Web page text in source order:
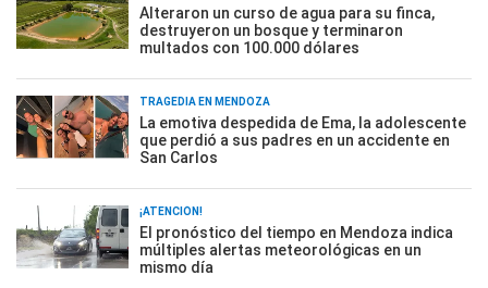
Alteraron un curso de agua para su finca,
destruyeron un bosque y terminaron
multados con 100.000 dólares
TRAGEDIA EN MENDOZA
La emotiva despedida de Ema, la adolescente
que perdió a sus padres en un accidente en
San Carlos
¡ATENCIÓN!
El pronóstico del tiempo en Mendoza indica
múltiples alertas meteorológicas en un
mismo día